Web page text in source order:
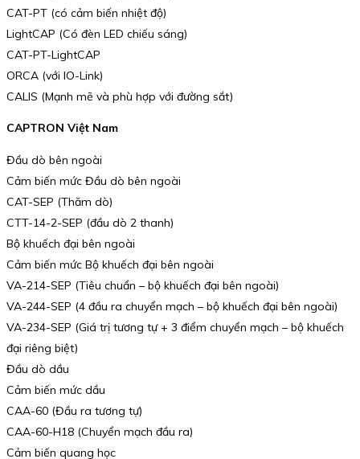
CAT-PT (có cảm biến nhiệt độ)
LightCAP (Có đèn LED chiếu sáng)
CAT-PT-LightCAP
ORCA (với IO-Link)
CALIS (Mạnh mẽ và phù hợp với đường sắt)
CAPTRON Việt Nam
Đầu dò bên ngoài
Cảm biến mức Đầu dò bên ngoài
CAT-SEP (Thăm dò)
CTT-14-2-SEP (đầu dò 2 thanh)
Bộ khuếch đại bên ngoài
Cảm biến mức Bộ khuếch đại bên ngoài
VA-214-SEP (Tiêu chuẩn – bộ khuếch đại bên ngoài)
VA-244-SEP (4 đầu ra chuyển mạch – bộ khuếch đại bên ngoài)
VA-234-SEP (Giá trị tương tự + 3 điểm chuyển mạch – bộ khuếch
đại riêng biệt)
Đầu dò dầu
Cảm biến mức dầu
CAA-60 (Đầu ra tương tự)
CAA-60-H18 (Chuyển mạch đầu ra)
Cảm biến quang học